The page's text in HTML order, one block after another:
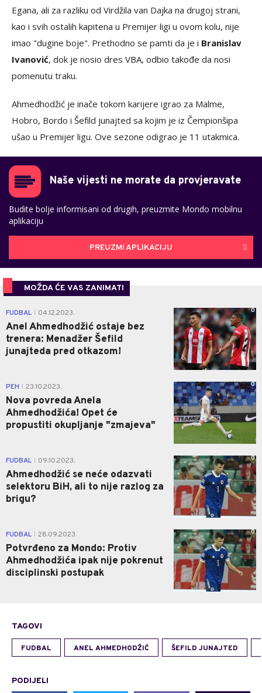
Egana, ali za razliku od Virdžila van Dajka na drugoj strani,
kao i svih ostalih kapitena u Premijer ligi u ovom kolu, nije
imao "dugine boje". Prethodno se pamti da je i Branislav
Ivanović, dok je nosio dres VBA, odbio takođe da nosi
pomenutu traku.
Ahmedhodžić je inače tokom karijere igrao za Malme,
Hobro, Bordo i Šefild junajted sa kojim je iz Čempionšipa
ušao u Premijer ligu. Ove sezone odigrao je 11 utakmica.
Naše vijesti ne morate da provjeravate
Budite bolje informisani od drugih, preuzmite Mondo mobilnu
aplikaciju
PREUZMI APLIKACIJU
MOŽDA ĆE VAS ZANIMATI
FUDBAL 04.12.2023.
Anel Ahmedhodžić ostaje bez
trenera: Menadžer Šefild
junajteda pred otkazom!
0
PEH 23.10.2023.
Nova povreda Anela
Ahmedhodžića! Opet će
propustiti okupljanje "zmajeva"
0
FUDBAL 09.10.2023.
Ahmedhodžić se neće odazvati
selektoru BiH, ali to nije razlog za
brigu?
0
FUDBAL 28.09.2023.
Potvrđeno za Mondo: Protiv
Ahmedhodžića ipak nije pokrenut
disciplinski postupak
0
TAGOVI
FUDBAL ANEL AHMEDHODŽIĆ ŠEFILD JUNAJTED
PODIJELI